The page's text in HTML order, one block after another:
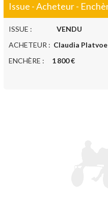
Issue - Acheteur -
ISSUE : VENDU
ACHETEUR : Claudia
ENCHÈRE : 1 800 €